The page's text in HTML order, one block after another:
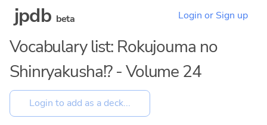
jpdb beta Login or Sign up
Vocabulary list: Rokujouma no
Shinryakusha!? - Volume 24